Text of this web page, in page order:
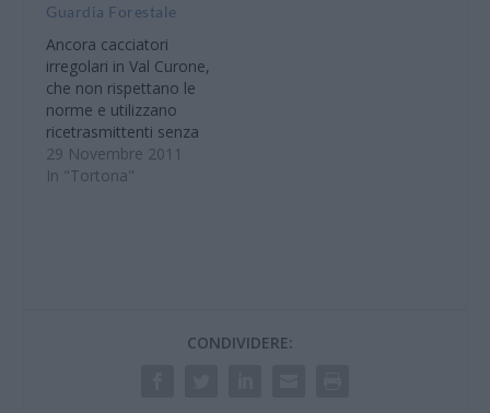
Guardia Forestale
Ancora cacciatori
irregolari in Val Curone,
che non rispettano le
norme e utilizzano
ricetrasmittenti senza
la prescritta
autorizzazione
29 Novembre 2011
In "Tortona"
CONDIVIDERE: